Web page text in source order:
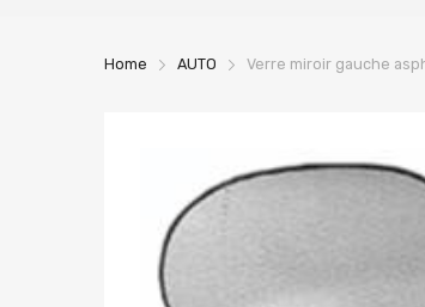
Home AUTO Verre miroir gauche